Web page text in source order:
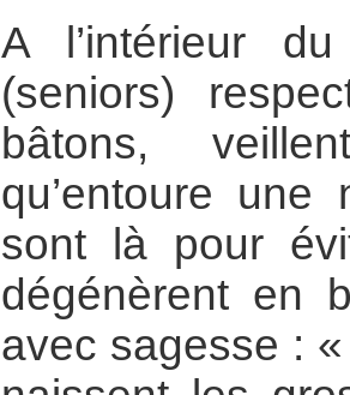
A l’intérieur
(seniors)
bâtons,
qu’entoure
sont là pour
dégénèrent en
avec sagesse :